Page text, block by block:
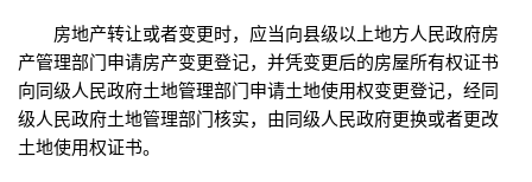
房地产转让或者变更时，应当向县级以上地方人民政府房
产管理部门申请房产变更登记，并凭变更后的房屋所有权证书
向同级人民政府土地管理部门申请土地使用权变更登记，经同
级人民政府土地管理部门核实，由同级人民政府更换或者更改
土地使用权证书。